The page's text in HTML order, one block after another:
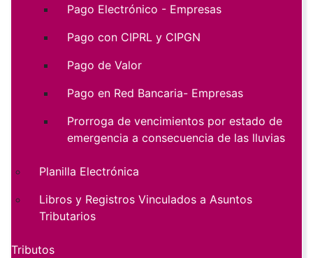
Pago Electrónico - Empresas
Pago con CIPRL y CIPGN
Pago de Valor
Pago en Red Bancaria- Empresas
Prorroga de vencimientos por estado de
emergencia a consecuencia de las lluvias
Planilla Electrónica
Libros y Registros Vinculados a Asuntos
Tributarios
Tributos